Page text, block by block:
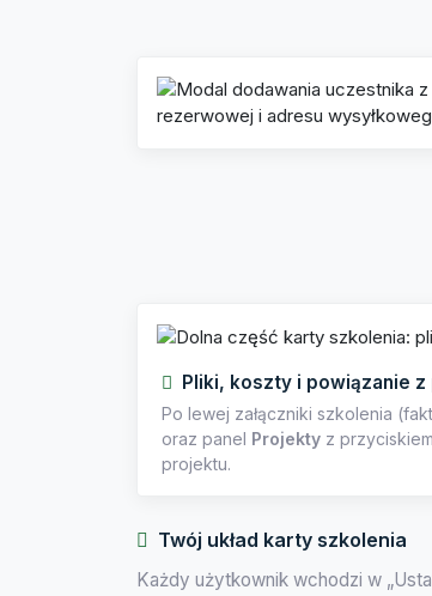
Pliki, koszty i powiązanie
Po lewej załączniki szkolenia
oraz panel Projekty z
projektu.
Twój układ karty szkolenia
Każdy użytkownik wchodzi w